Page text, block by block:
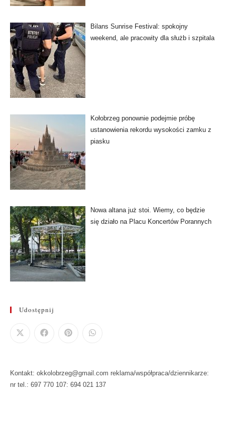
Bilans Sunrise Festival: spokojny
weekend, ale pracowity dla służb i szpitala
Kołobrzeg ponownie podejmie próbę
ustanowienia rekordu wysokości zamku z
piasku
Nowa altana już stoi. Wiemy, co będzie
się działo na Placu Koncertów Porannych
Udostępnij
Kontakt: okkolobrzeg@gmail.com reklama/współpraca/dziennikarze:
nr tel.: 697 770 107: 694 021 137